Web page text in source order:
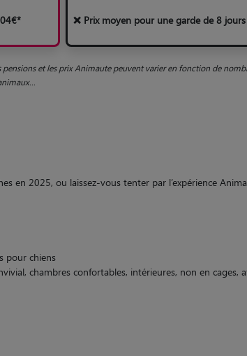
❌ Prix moyen pour une garde de 8
et les prix Animaute peuvent varier en fonction de
en 2025, ou laissez-vous tenter par l’expérience
pour chiens
chambres confortables, intérieures, non en